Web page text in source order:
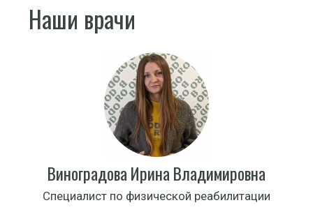
Наши врачи
Виноградова Ирина Владимировна
Специалист по физической реабилитации